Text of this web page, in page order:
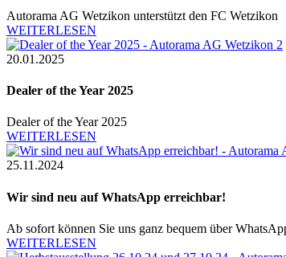
Autorama AG Wetzikon unterstützt den FC Wetzikon
WEITERLESEN
20.01.2025
Dealer of the Year 2025
Dealer of the Year 2025
WEITERLESEN
25.11.2024
Wir sind neu auf WhatsApp erreichbar!
Ab sofort können Sie uns ganz bequem über
WEITERLESEN